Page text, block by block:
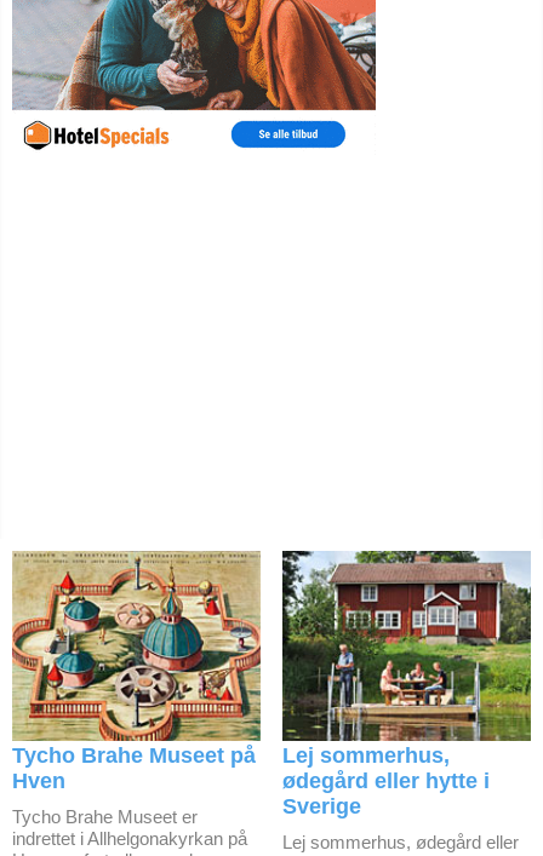
Tycho Brahe Museet på
Hven
Tycho Brahe Museet er
indrettet i Allhelgonakyrkan på
Lej sommerhus,
ødegård eller hytte i
Sverige
Lej sommerhus, ødegård eller